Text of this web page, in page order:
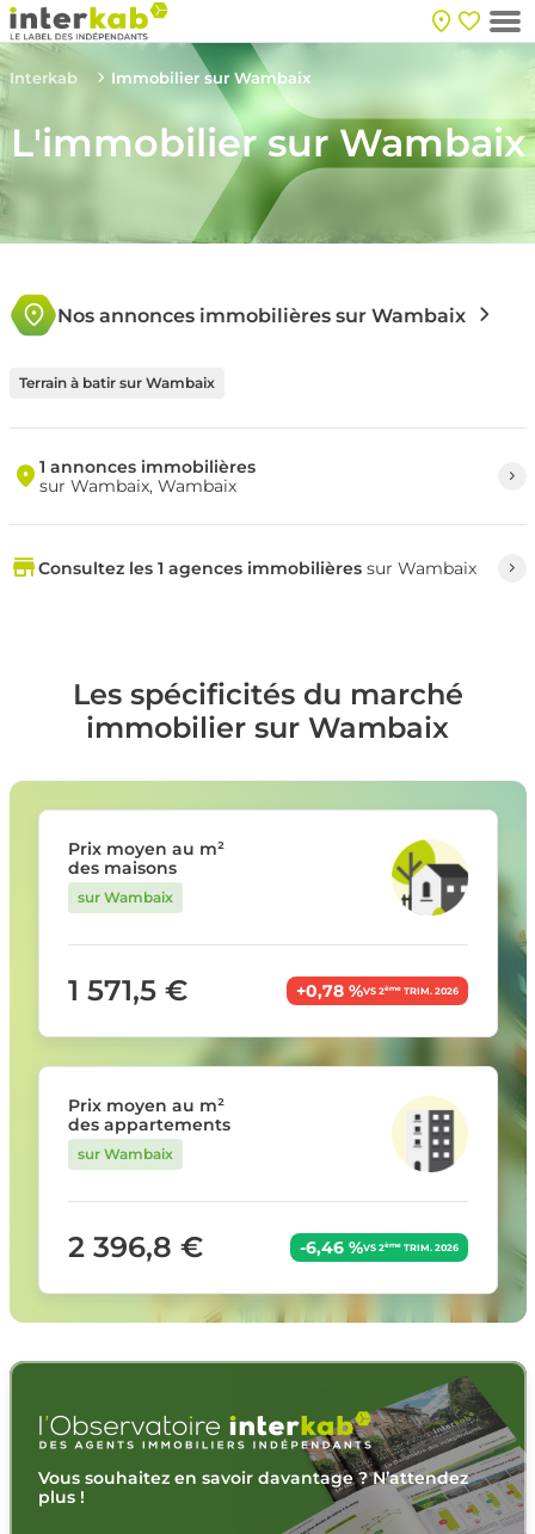
Interkab Immobilier sur Wambaix
L'immobilier sur Wambaix
Nos annonces immobilières sur Wambaix
Terrain à batir sur Wambaix
1 annonces immobilières
sur Wambaix, Wambaix
Consultez les 1 agences immobilièressur Wambaix
Les spécificités du marché
immobilier sur Wambaix
Prix moyen au m²
des maisons
sur Wambaix
1 571,5 € +0,78 %VS 2èmeTRIM. 2026
Prix moyen au m²
des appartements
sur Wambaix
2 396,8 € -6,46 %VS 2èmeTRIM. 2026
Vous souhaitez en savoir davantage ? N’attendez
plus !